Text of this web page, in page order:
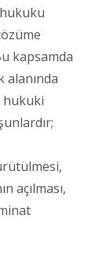
kapsamda
alanında
hukuki
açılması,